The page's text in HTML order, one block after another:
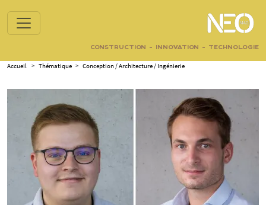
CONSTRUCTION - INNOVATION - TECHNOLOGIE
Accueil > Thématique > Conception / Architecture / Ingénierie